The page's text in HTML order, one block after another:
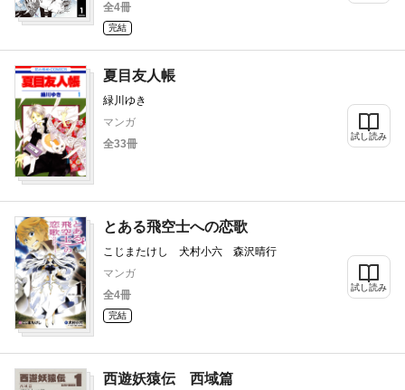
全4冊
完結
夏目友人帳
緑川ゆき
マンガ
全33冊
試し読み
とある飛空士への恋歌
こじまたけし 犬村小六 森沢晴行
マンガ
全4冊
完結
試し読み
西遊妖猿伝 西域篇